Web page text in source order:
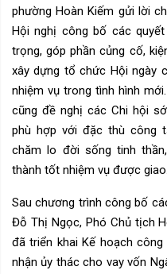
phường Hoàn Kiếm gửi lời
Hội nghị công bố các
trọng, góp phần củng cố,
xây dựng tổ chức Hội ngày
nhiệm vụ trong tình hình
cũng đề nghị các Chi hội
phù hợp với đặc thù công
chăm lo đời sống tinh
thành tốt nhiệm vụ được giao.
Sau chương trình công bố
Đỗ Thị Ngọc, Phó Chủ tịch
đã triển khai Kế hoạch
nhận ủy thác cho vay vốn